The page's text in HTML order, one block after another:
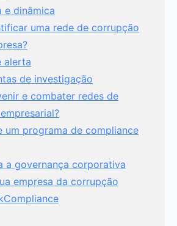
e dinâmica
uma rede de corrupção
alerta
de investigação
e combater redes de
um programa de compliance
a governança corporativa
empresa da corrupção